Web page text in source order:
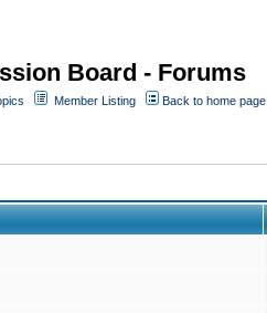
Board - Forums
Member Listing Back to home page